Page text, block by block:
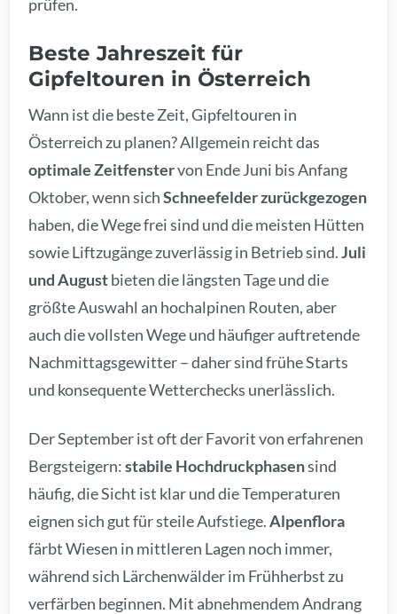
prüfen.
Beste Jahreszeit für
Gipfeltouren in Österreich
Wann ist die beste Zeit, Gipfeltouren in
Österreich zu planen? Allgemein reicht das
optimale Zeitfenstervon Ende Juni bis Anfang
Oktober, wenn sichSchneefelder zurückgezogen
haben, die Wege frei sind und die meisten Hütten
sowie Liftzugänge zuverlässig in Betrieb sind.Juli
und Augustbieten die längsten Tage und die
größte Auswahl an hochalpinen Routen, aber
auch die vollsten Wege und häufiger auftretende
Nachmittagsgewitter – daher sind frühe Starts
und konsequente Wetterchecks unerlässlich.
Der September ist oft der Favorit von erfahrenen
Bergsteigern:stabile Hochdruckphasensind
häufig, die Sicht ist klar und die Temperaturen
eignen sich gut für steile Aufstiege.Alpenflora
färbt Wiesen in mittleren Lagen noch immer,
während sich Lärchenwälder im Frühherbst zu
verfärben beginnen. Mit abnehmendem Andrang